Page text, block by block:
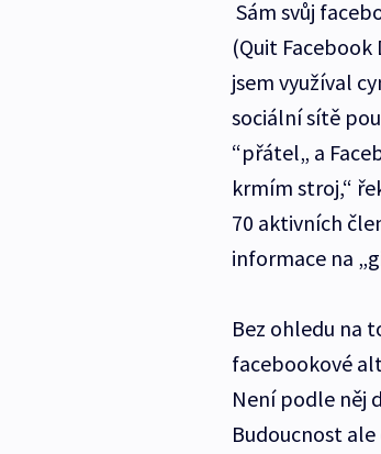
Sám svůj
(Quit Facebook
jsem využíval
sociální sítě
“přátel„ a
krmím stroj,“
70 aktivních
informace na
Bez ohledu na
facebookové
Není podle něj
Budoucnost